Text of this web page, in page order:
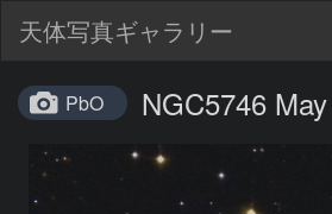
天体写真ギャラリー
PbO NGC5746